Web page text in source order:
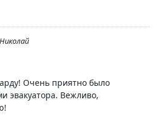
Николай
Очень приятно было
эвакуатора. Вежливо,